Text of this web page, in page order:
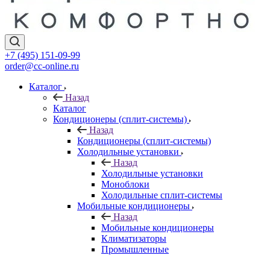
+7 (495) 151-09-99
order@cc-online.ru
Каталог
Назад
Каталог
Кондиционеры (сплит-системы)
Назад
Кондиционеры (сплит-системы)
Холодильные установки
Назад
Холодильные установки
Моноблоки
Холодильные сплит-системы
Мобильные кондиционеры
Назад
Мобильные кондиционеры
Климатизаторы
Промышленные